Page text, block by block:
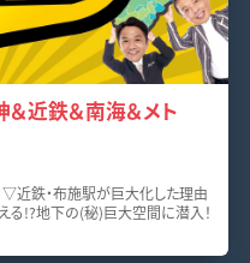
＆近鉄＆南海＆メト
鉄・布施駅が巨大化した理由
!?地下の(秘)巨大空間に潜入！